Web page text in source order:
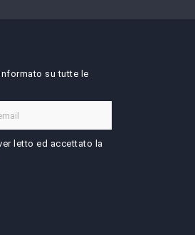
su tutte le
letto ed accettato la